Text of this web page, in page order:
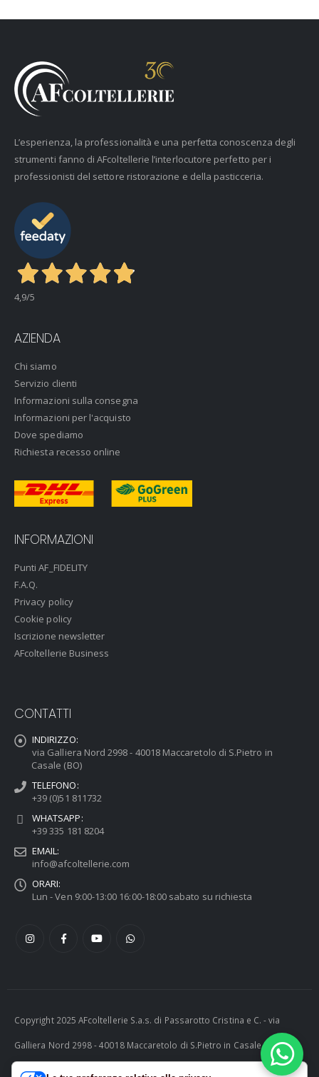
L’esperienza, la professionalità e una perfetta conoscenza degli
strumenti fanno di AFcoltellerie l’interlocutore perfetto per i
professionisti del settore ristorazione e della pasticceria.
4,9/5
AZIENDA
Chi siamo
Servizio clienti
Informazioni sulla consegna
Informazioni per l'acquisto
Dove spediamo
Richiesta recesso online
INFORMAZIONI
Punti AF_FIDELITY
F.A.Q.
Privacy policy
Cookie policy
Iscrizione newsletter
AFcoltellerie Business
CONTATTI
INDIRIZZO:
via Galliera Nord 2998 - 40018 Maccaretolo di S.Pietro in
Casale (BO)
TELEFONO:
+39 (0)51 811732
WHATSAPP:
+39 335 181 8204
EMAIL:
info@afcoltellerie.com
ORARI:
Lun - Ven 9:00-13:00 16:00-18:00 sabato su richiesta
Copyright 2025 AFcoltellerie S.a.s. di Passarotto Cristina e C. - via
Galliera Nord 2998 - 40018 Maccaretolo di S.Pietro in Casale (BO) -
ITALY P.I. 04230081202 | tel. +39 051 811732 | e-mail: